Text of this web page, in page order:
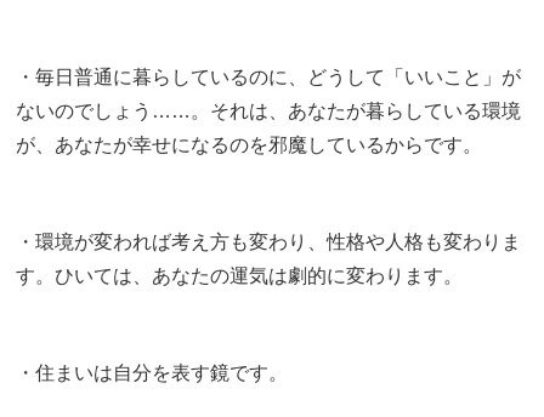
・毎日普通に暮らしているのに、どうして「いいこと」が
ないのでしょう……。それは、あなたが暮らしている環境
が、あなたが幸せになるのを邪魔しているからです。
・環境が変われば考え方も変わり、性格や人格も変わりま
す。ひいては、あなたの運気は劇的に変わります。
・住まいは自分を表す鏡です。